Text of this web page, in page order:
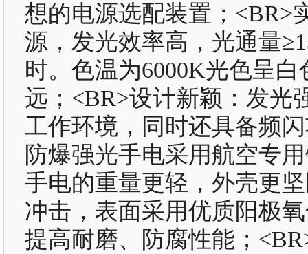
想的电源选配装置；<BR>
源，发光效率高，光通量
时。色温为6000K光色呈
远；<BR>设计新颖：发光
工作环境，同时还具备频
防爆强光手电采用航空专
手电的重量更轻，外壳更
冲击，表面采用优质阳极
提高耐磨、防腐性能；